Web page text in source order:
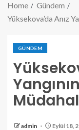
Home
Gündem
Yüksekova’da Anız
GÜNDEM
admin Eylül 18,